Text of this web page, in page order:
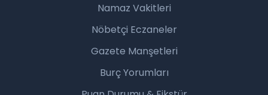
Namaz Vakitleri
Nöbetçi Eczaneler
Gazete Manşetleri
Burç Yorumları